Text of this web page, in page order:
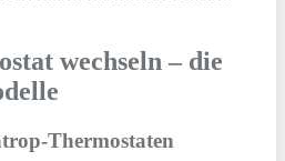
wechseln – die
Thermostaten